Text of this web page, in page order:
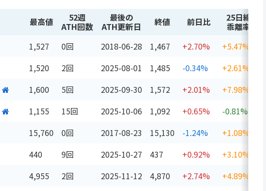
最高値 52週
ATH回数
最後の
ATH更新日 終値 前日比 25日線
乖離率
1,527 0回 2018-06-28 1,467 +2.70% +5.47%
1,520 2回 2025-08-01 1,485 -0.34% +2.61%
1,600 5回 2025-09-30 1,572 +2.01% +7.98%
1,155 15回 2025-10-06 1,092 +0.65% -0.81%
15,760 0回 2017-08-23 15,130 -1.24% +1.08%
440 9回 2025-10-27 437 +0.92% +3.10%
4,955 2回 2025-11-12 4,870 +2.74% +4.89%